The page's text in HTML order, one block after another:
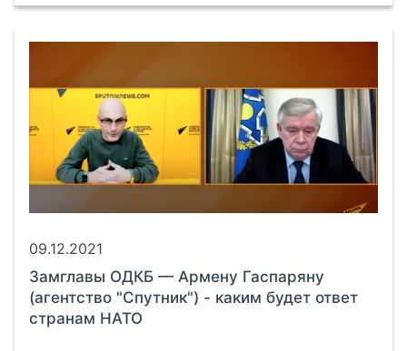
09.12.2021
Замглавы ОДКБ — Армену Гаспаряну
(агентство "Спутник") - каким будет ответ
странам НАТО